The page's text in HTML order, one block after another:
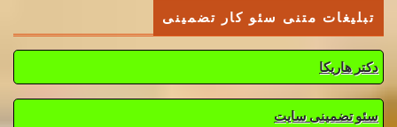
تبلیغات متنی سئو کار تضمینی
دکتر هاریکا
سئو تضمینی سایت